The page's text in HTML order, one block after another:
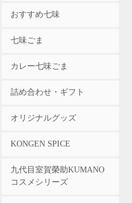
おすすめ七味
七味ごま
カレー七味ごま
詰め合わせ・ギフト
オリジナルグッズ
KONGEN SPICE
九代目室賀榮助KUMANO
コスメシリーズ